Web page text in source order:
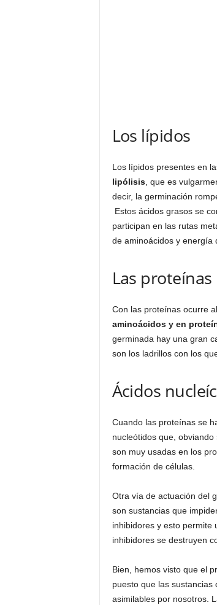
Los lípidos
Los lípidos presentes en
lipólisis, que es
decir, la germinación
Estos ácidos grasos se
participan en las rutas
de aminoácidos y energía
Las proteínas
Con las proteínas ocurre
aminoácidos y en
germinada hay una gran
son los ladrillos con los
Ácidos
Cuando las proteínas se
nucleótidos que,
son muy usadas en los
formación de células.
Otra vía de actuación del
son sustancias que
inhibidores y esto permite
inhibidores se destruyen
Bien, hemos visto que el
puesto que las
asimilables por nosotros.